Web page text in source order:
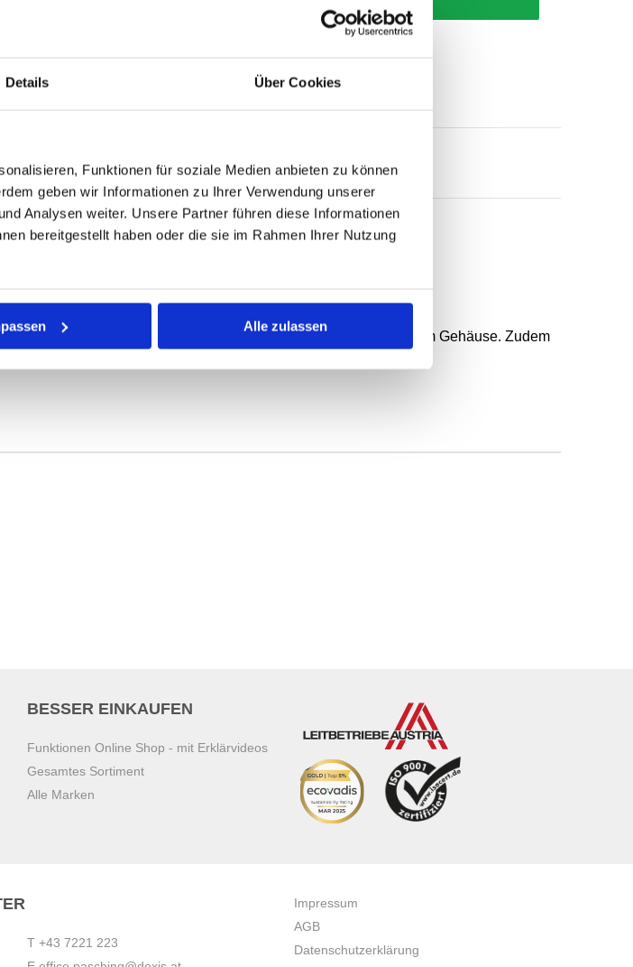
Details Über Cookies
Funktionen für soziale Medien anbieten zu können
geben wir Informationen zu Ihrer Verwendung unserer
Analysen weiter. Unsere Partner führen diese Informationen
bereitgestellt haben oder die sie im Rahmen Ihrer Nutzung
Alle zulassen
metallischem Versteifungsring und federunterstützter Dichtlippe.
oder gasförmigen Medien, gröberer Rauheit und geteiltem Gehäuse. Zudem
gegeben.
BESSER EINKAUFEN
Funktionen Online Shop - mit Erklärvideos
Gesamtes Sortiment
Alle Marken
T +43 7221 223
Impressum
AGB
Datenschutzerklärung